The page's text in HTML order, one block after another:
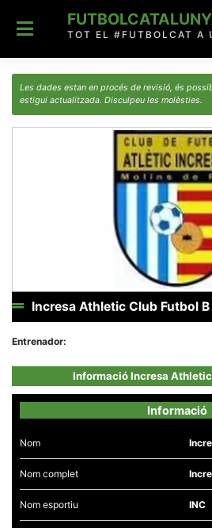
content
TOT EL #FUTBOLCAT A
Les dades estan en procés de revisió, és
estigui actualitzada. Disculpeu les molèsties.
Incresa Athletic Club Futbol B
Entrenador:
Informació Incresa
Informació
Nom
Nom complet
Nom esportiu INCsón